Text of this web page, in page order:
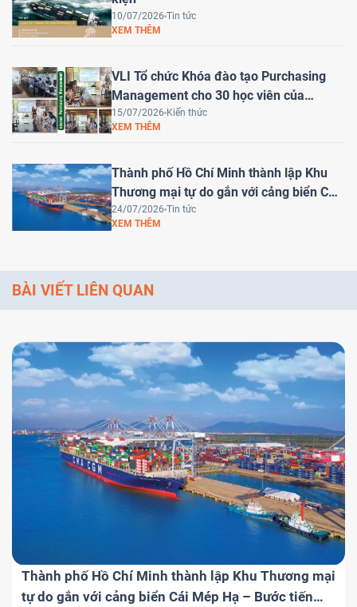
10/07/2026 Tin tức
XEM THÊM
VLI Tổ chức Khóa đào tạo Purchasing
Management cho 30 học viên của
HEINEKEN Việt Nam
15/07/2026 Kiến thức
XEM THÊM
Thành phố Hồ Chí Minh thành lập Khu
Thương mại tự do gắn với cảng biển Cái
Mép Hạ – Bước tiến chiến lược đưa Việt
Nam trở thành trung tâm logistics khu
24/07/2026 Tin tức
XEM THÊM
BÀI VIẾT LIÊN QUAN
Thành phố Hồ Chí Minh thành lập Khu Thương mại
tự do gắn với cảng biển Cái Mép Hạ – Bước tiến